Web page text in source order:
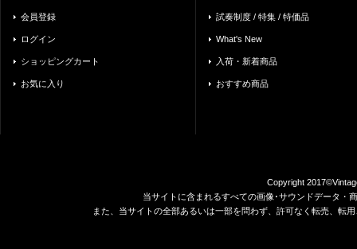
会員登録
ログイン
ショッピングカート
お気に入り
試奏制度 / 特集 / 特価品
What's New
入荷・新着商品
おすすめ商品
Copyright
当サイトに含まれるすべての画像･サウンドデータ・
また、当サイトの全部あるいは一部を問わず、許可なく転売、転